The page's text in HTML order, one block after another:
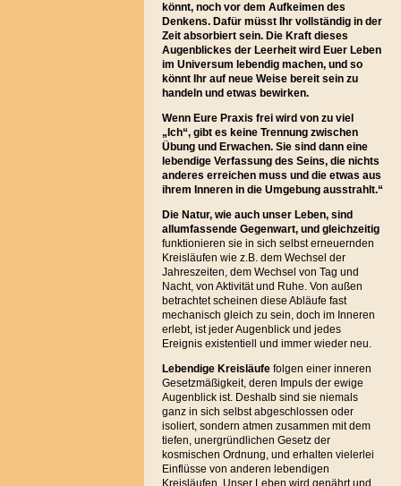
könnt, noch vor dem Aufkeimen des
Denkens. Dafür müsst Ihr vollständig in der
Zeit absorbiert sein. Die Kraft dieses
Augenblickes der Leerheit wird Euer Leben
im Universum lebendig machen, und so
könnt Ihr auf neue Weise bereit sein zu
handeln und etwas bewirken.
Wenn Eure Praxis frei wird von zu viel
„Ich“, gibt es keine Trennung zwischen
Übung und Erwachen. Sie sind dann eine
lebendige Verfassung des Seins, die nichts
anderes erreichen muss und die etwas aus
ihrem Inneren in die Umgebung ausstrahlt.“
Die Natur, wie auch unser Leben, sind
allumfassende Gegenwart, und gleichzeitig
funktionieren sie in sich selbst erneuernden
Kreisläufen wie z.B. dem Wechsel der
Jahreszeiten, dem Wechsel von Tag und
Nacht, von Aktivität und Ruhe. Von außen
betrachtet scheinen diese Abläufe fast
mechanisch gleich zu sein, doch im Inneren
erlebt, ist jeder Augenblick und jedes
Ereignis existentiell und immer wieder neu.
Lebendige Kreisläufefolgen einer inneren
Gesetzmäßigkeit, deren Impuls der ewige
Augenblick ist. Deshalb sind sie niemals
ganz in sich selbst abgeschlossen oder
isoliert, sondern atmen zusammen mit dem
tiefen, unergründlichen Gesetz der
kosmischen Ordnung, und erhalten vielerlei
Einflüsse von anderen lebendigen
Kreisläufen. Unser Leben wird genährt und